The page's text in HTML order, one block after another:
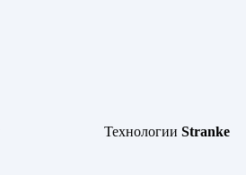
Технологии Stranke